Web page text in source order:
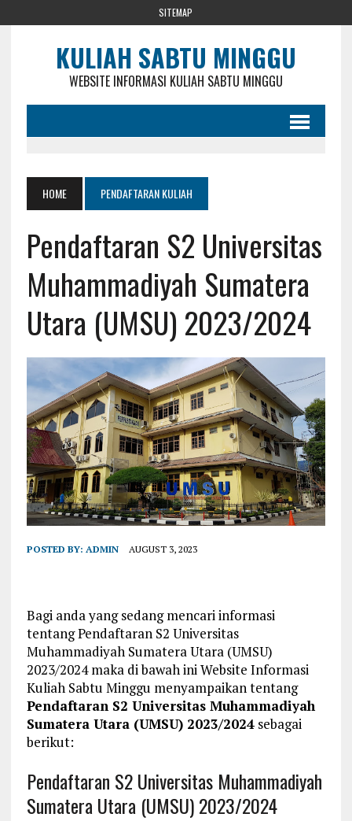
SITEMAP
KULIAH SABTU MINGGU
WEBSITE INFORMASI KULIAH SABTU MINGGU
HOME PENDAFTARAN KULIAH
Pendaftaran S2 Universitas
Muhammadiyah Sumatera
Utara (UMSU) 2023/2024
POSTED BY: ADMIN AUGUST 3, 2023
Bagi anda yang sedang mencari informasi
tentang Pendaftaran S2 Universitas
Muhammadiyah Sumatera Utara (UMSU)
2023/2024 maka di bawah ini Website Informasi
Kuliah Sabtu Minggu menyampaikan tentang
Pendaftaran S2 Universitas Muhammadiyah
Sumatera Utara (UMSU) 2023/2024sebagai
berikut:
Pendaftaran S2 Universitas Muhammadiyah
Sumatera Utara (UMSU) 2023/2024